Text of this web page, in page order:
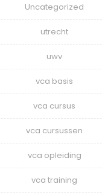
Uncategorized
utrecht
uwv
vca basis
vca cursus
vca cursussen
vca opleiding
vca training